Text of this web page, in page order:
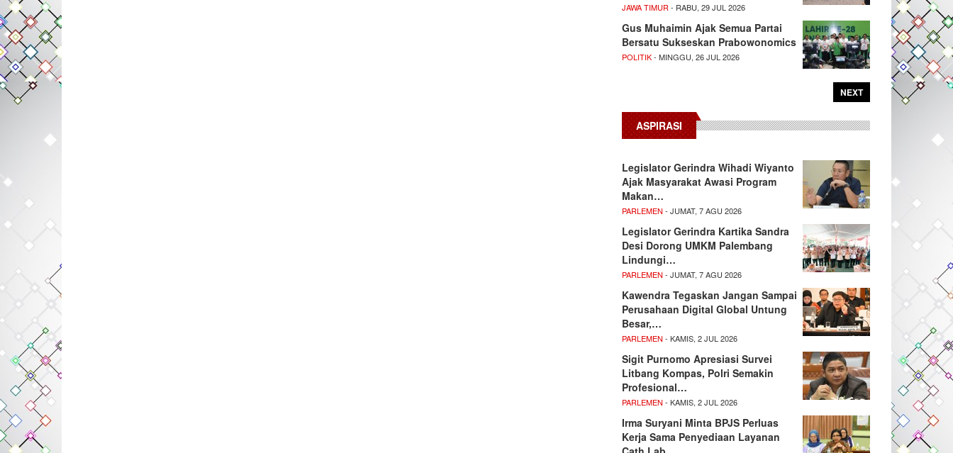
JAWA TIMUR - RABU, 29 JUL 2026
Gus Muhaimin Ajak Semua Partai
Bersatu Sukseskan Prabowonomics
POLITIK- MINGGU, 26 JUL 2026
NEXT
ASPIRASI
Legislator Gerindra Wihadi Wiyanto
Ajak Masyarakat Awasi Program
Makan…
PARLEMEN - JUMAT, 7 AGU 2026
Legislator Gerindra Kartika Sandra
Desi Dorong UMKM Palembang
Lindungi…
PARLEMEN - JUMAT, 7 AGU 2026
Kawendra Tegaskan Jangan Sampai
Perusahaan Digital Global Untung
Besar,…
PARLEMEN - KAMIS, 2 JUL 2026
Sigit Purnomo Apresiasi Survei
Litbang Kompas, Polri Semakin
Profesional…
PARLEMEN - KAMIS, 2 JUL 2026
Irma Suryani Minta BPJS Perluas
Kerja Sama Penyediaan Layanan